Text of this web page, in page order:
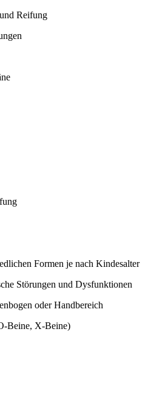
Reifung
Formen je nach Kindesalter
Störungen und Dysfunktionen
oder Handbereich
Beine, X-Beine)